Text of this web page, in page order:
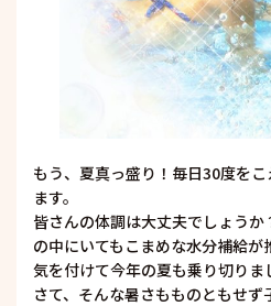
もう、夏真っ盛り！毎日30度を
ます。
皆さんの体調は大丈夫でしょう
の中にいてもこまめな水分補給が
気を付けて今年の夏も乗り切りま
さて、そんな暑さもものともせ